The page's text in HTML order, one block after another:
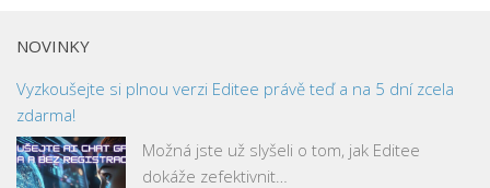
NOVINKY
Vyzkoušejte si plnou verzi Editee právě teď a na 5 dní zcela
zdarma!
Možná jste už slyšeli o tom, jak Editee
dokáže zefektivnit…